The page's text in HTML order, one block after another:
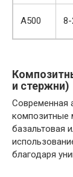
A500
и стержни)
Современная
композитные
базальтовая
благодаря